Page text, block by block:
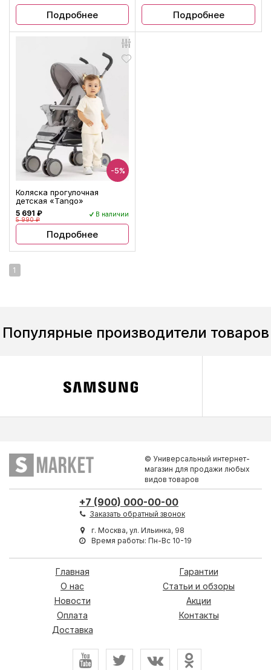
Подробнее Подробнее
-5%
Коляска прогулочная
детская «Tango»
5 691 ₽
5 990 ₽
В наличии
Подробнее
1
Популярные производители товаров
© Универсальный интернет-
магазин для продажи любых
видов товаров
+7 (900) 000-00-00
Заказать обратный звонок
г. Москва, ул. Ильинка, 98
Время работы: Пн-Вс 10-19
Главная
О нас
Новости
Оплата
Доставка
Гарантии
Статьи и обзоры
Акции
Контакты